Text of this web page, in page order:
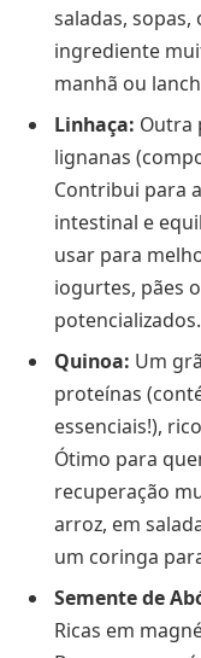
saladas, sopas,
ingrediente
manhã ou
Linhaça: Outra
lignanas
Contribui para
intestinal e
usar para
iogurtes, pães
potencializados.
Quinoa: Um
proteínas
essenciais!),
Ótimo para
recuperação
arroz, em
um coringa
Semente de
Ricas em